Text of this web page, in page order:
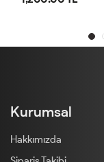
Kurumsal
Hakkımızda